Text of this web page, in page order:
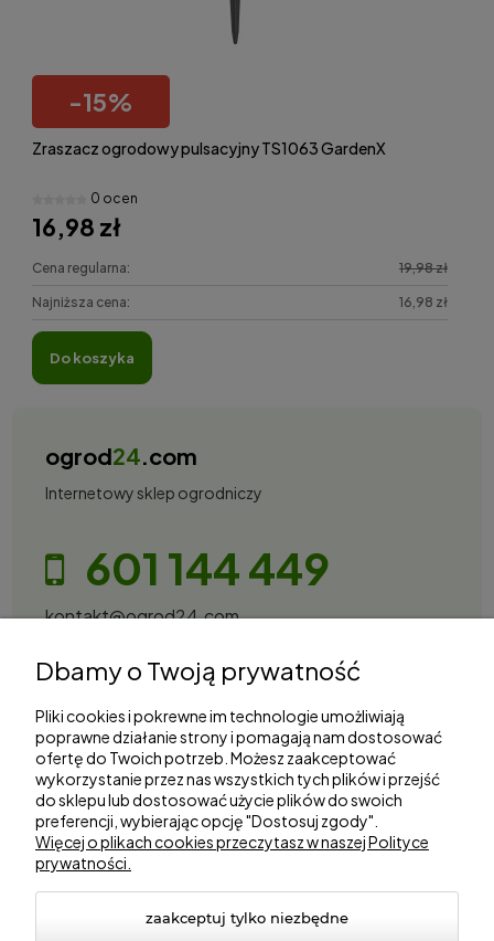
-15%
Zraszacz ogrodowy pulsacyjny TS1063 GardenX
0 ocen
16,98 zł
Cena regularna: 19,98 zł
Najniższa cena: 16,98 zł
do koszyka
ogrod24.com
Internetowy sklep ogrodniczy
601 144 449
kontakt@ogrod24.com
Gorzowska 27, 66-530 Trzebicz
Zakupy
Informacje
Marki
Dbamy o Twoją prywatność
Pliki cookies i pokrewne im technologie umożliwiają
poprawne działanie strony i pomagają nam dostosować
ofertę do Twoich potrzeb. Możesz zaakceptować
wykorzystanie przez nas wszystkich tych plików i przejść
do sklepu lub dostosować użycie plików do swoich
preferencji, wybierając opcję "Dostosuj zgody".
Więcej o plikach cookies przeczytasz w naszej Polityce
prywatności.
zaakceptuj tylko niezbędne